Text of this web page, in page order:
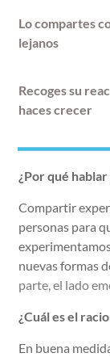
Lo compartes
lejanos
Recoges su
haces crecer
¿Por qué
Compartir
personas para
nuevas formas
parte, el lado
¿Cuál es el
En buena